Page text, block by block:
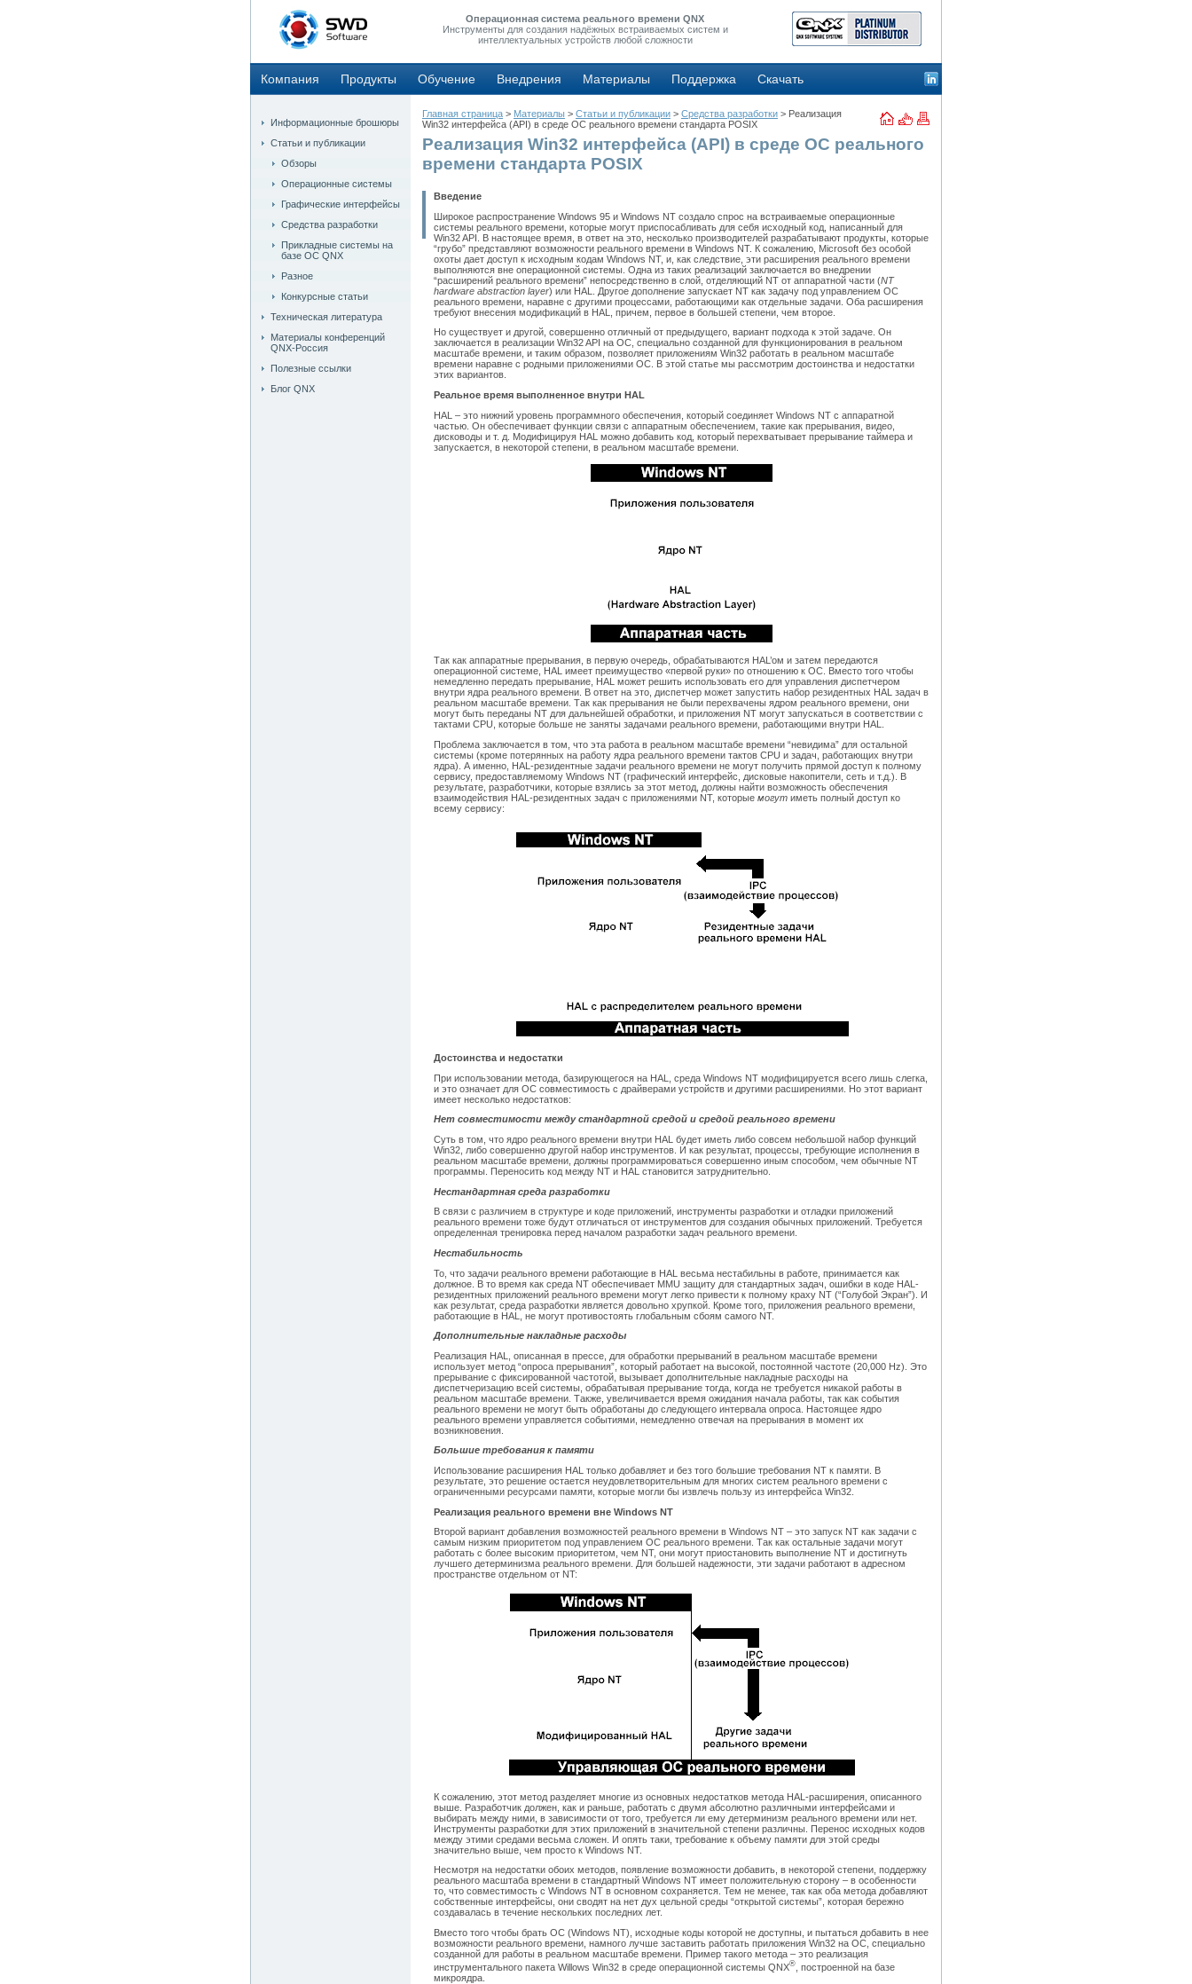
Операционная система реального времени QNX
Инструменты для создания надёжных встраиваемых систем и
интеллектуальных устройств любой сложности
Компания Продукты Обучение Внедрения Материалы Поддержка Скачать
Информационные брошюры
Статьи и публикации
Обзоры
Операционные системы
Графические интерфейсы
Средства разработки
Прикладные системы на
базе ОС QNX
Разное
Конкурсные статьи
Техническая литература
Материалы конференций
QNX-Россия
Полезные ссылки
Блог QNX
Главная страница > Материалы > Статьи и публикации > Средства разработки > Реализация
Win32 интерфейса (API) в среде ОС реального времени стандарта POSIX
Реализация Win32 интерфейса (API) в среде ОС реального
времени стандарта POSIX
Введение
Широкое распространение Windows 95 и Windows NT создало спрос на встраиваемые операционные
системы реального времени, которые могут приспосабливать для себя исходный код, написанный для
Win32 API. В настоящее время, в ответ на это, несколько производителей разрабатывают продукты, которые
“грубо” представляют возможности реального времени в Windows NT. К сожалению, Microsoft без особой
охоты дает доступ к исходным кодам Windows NT, и, как следствие, эти расширения реального времени
выполняются вне операционной системы. Одна из таких реализаций заключается во внедрении
“расширений реального времени” непосредственно в слой, отделяющий NT от аппаратной части (NT
hardware abstraction layer) или HAL. Другое дополнение запускает NT как задачу под управлением ОС
реального времени, наравне с другими процессами, работающими как отдельные задачи. Оба расширения
требуют внесения модификаций в HAL, причем, первое в большей степени, чем второе.
Но существует и другой, совершенно отличный от предыдущего, вариант подхода к этой задаче. Он
заключается в реализации Win32 API на ОС, специально созданной для функционирования в реальном
масштабе времени, и таким образом, позволяет приложениям Win32 работать в реальном масштабе
времени наравне с родными приложениями ОС. В этой статье мы рассмотрим достоинства и недостатки
этих вариантов.
Реальное время выполненное внутри HAL
HAL – это нижний уровень программного обеспечения, который соединяет Windows NT с аппаратной
частью. Он обеспечивает функции связи с аппаратным обеспечением, такие как прерывания, видео,
дисководы и т. д. Модифицируя HAL можно добавить код, который перехватывает прерывание таймера и
запускается, в некоторой степени, в реальном масштабе времени.
Так как аппаратные прерывания, в первую очередь, обрабатываются HAL’ом и затем передаются
операционной системе, HAL имеет преимущество «первой руки» по отношению к ОС. Вместо того чтобы
немедленно передать прерывание, HAL может решить использовать его для управления диспетчером
внутри ядра реального времени. В ответ на это, диспетчер может запустить набор резидентных HAL задач в
реальном масштабе времени. Так как прерывания не были перехвачены ядром реального времени, они
могут быть переданы NT для дальнейшей обработки, и приложения NT могут запускаться в соответствии с
тактами CPU, которые больше не заняты задачами реального времени, работающими внутри HAL.
Проблема заключается в том, что эта работа в реальном масштабе времени “невидима” для остальной
системы (кроме потерянных на работу ядра реального времени тактов CPU и задач, работающих внутри
ядра). А именно, HAL-резидентные задачи реального времени не могут получить прямой доступ к полному
сервису, предоставляемому Windows NT (графический интерфейс, дисковые накопители, сеть и т.д.). В
результате, разработчики, которые взялись за этот метод, должны найти возможность обеспечения
взаимодействия HAL-резидентных задач с приложениями NT, которые могут иметь полный доступ ко
всему сервису:
Достоинства и недостатки
При использовании метода, базирующегося на HAL, среда Windows NT модифицируется всего лишь слегка,
и это означает для ОС совместимость с драйверами устройств и другими расширениями. Но этот вариант
имеет несколько недостатков:
Нет совместимости между стандартной средой и средой реального времени
Суть в том, что ядро реального времени внутри HAL будет иметь либо совсем небольшой набор функций
Win32, либо совершенно другой набор инструментов. И как результат, процессы, требующие исполнения в
реальном масштабе времени, должны программироваться совершенно иным способом, чем обычные NT
программы. Переносить код между NT и HAL становится затруднительно.
Нестандартная среда разработки
В связи с различием в структуре и коде приложений, инструменты разработки и отладки приложений
реального времени тоже будут отличаться от инструментов для создания обычных приложений. Требуется
определенная тренировка перед началом разработки задач реального времени.
Нестабильность
То, что задачи реального времени работающие в HAL весьма нестабильны в работе, принимается как
должное. В то время как среда NT обеспечивает MMU защиту для стандартных задач, ошибки в коде HAL-
резидентных приложений реального времени могут легко привести к полному краху NT (“Голубой Экран”). И
как результат, среда разработки является довольно хрупкой. Кроме того, приложения реального времени,
работающие в HAL, не могут противостоять глобальным сбоям самого NT.
Дополнительные накладные расходы
Реализация HAL, описанная в прессе, для обработки прерываний в реальном масштабе времени
использует метод “опроса прерывания”, который работает на высокой, постоянной частоте (20,000 Hz). Это
прерывание с фиксированной частотой, вызывает дополнительные накладные расходы на
диспетчеризацию всей системы, обрабатывая прерывание тогда, когда не требуется никакой работы в
реальном масштабе времени. Также, увеличивается время ожидания начала работы, так как события
реального времени не могут быть обработаны до следующего интервала опроса. Настоящее ядро
реального времени управляется событиями, немедленно отвечая на прерывания в момент их
возникновения.
Большие требования к памяти
Использование расширения HAL только добавляет и без того большие требования NT к памяти. В
результате, это решение остается неудовлетворительным для многих систем реального времени с
ограниченными ресурсами памяти, которые могли бы извлечь пользу из интерфейса Win32.
Реализация реального времени вне Windows NT
Второй вариант добавления возможностей реального времени в Windows NT – это запуск NT как задачи с
самым низким приоритетом под управлением ОС реального времени. Так как остальные задачи могут
работать с более высоким приоритетом, чем NT, они могут приостановить выполнение NT и достигнуть
лучшего детерминизма реального времени. Для большей надежности, эти задачи работают в адресном
пространстве отдельном от NT:
К сожалению, этот метод разделяет многие из основных недостатков метода HAL-расширения, описанного
выше. Разработчик должен, как и раньше, работать с двумя абсолютно различными интерфейсами и
выбирать между ними, в зависимости от того, требуется ли ему детерминизм реального времени или нет.
Инструменты разработки для этих приложений в значительной степени различны. Перенос исходных кодов
между этими средами весьма сложен. И опять таки, требование к объему памяти для этой среды
значительно выше, чем просто к Windows NT.
Несмотря на недостатки обоих методов, появление возможности добавить, в некоторой степени, поддержку
реального масштаба времени в стандартный Windows NT имеет положительную сторону – в особенности
то, что совместимость с Windows NT в основном сохраняется. Тем не менее, так как оба метода добавляют
собственные интерфейсы, они сводят на нет дух цельной среды “открытой системы”, которая бережно
создавалась в течение нескольких последних лет.
Вместо того чтобы брать ОС (Windows NT), исходные коды которой не доступны, и пытаться добавить в нее
возможности реального времени, намного лучше заставить работать приложения Win32 на ОС, специально
созданной для работы в реальном масштабе времени. Пример такого метода – это реализация
инструментального пакета Willows Win32 в среде операционной системы QNX® , построенной на базе
микроядра.